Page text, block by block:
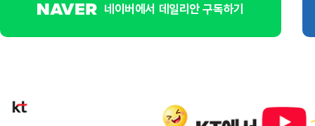
네이버에서 데일리안 구독하기